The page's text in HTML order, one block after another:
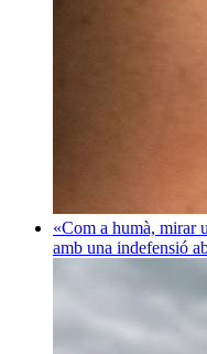
«Com a humà, mirar
amb una indefensió